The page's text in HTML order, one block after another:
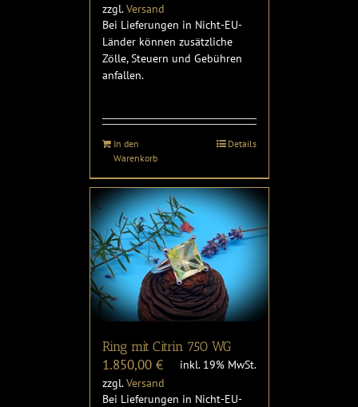
zzgl.Versand
Bei Lieferungen in Nicht-EU-
Länder können zusätzliche
Zölle, Steuern und Gebühren
anfallen.
In den
Warenkorb
Details
Ring mit Citrin 750 WG
1.850,00 €
inkl. 19% MwSt.
zzgl.Versand
Bei Lieferungen in Nicht-EU-